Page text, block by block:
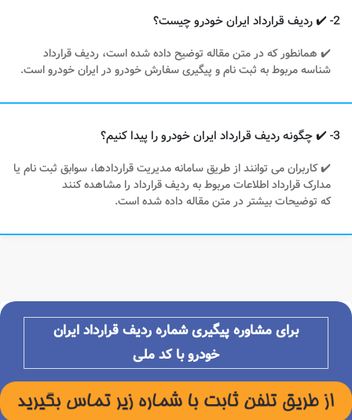
2- ✔️ ردیف قرارداد ایران خودرو چیست؟
✔️ همانطور که در متن مقاله توضیح داده شده است، ردیف قرارداد
شناسه مربوط به ثبت نام و پیگیری سفارش خودرو در ایران خودرو است.
3- ✔️ چگونه ردیف قرارداد ایران خودرو را پیدا کنیم؟
✔️ کاربران می توانند از طریق سامانه مدیریت قراردادها، سوابق ثبت نام یا
مدارک قرارداد اطلاعات مربوط به ردیف قرارداد را مشاهده کنند
که توضیحات بیشتر در متن مقاله داده شده است.
برای مشاوره پیگیری شماره ردیف قرارداد ایران
خودرو با کد ملی